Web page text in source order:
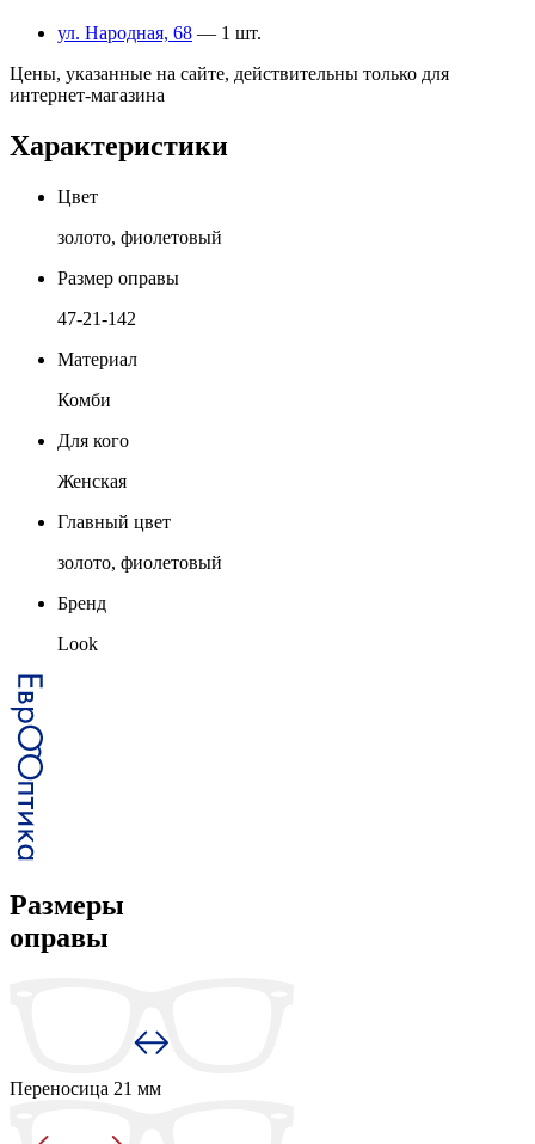
ул. Народная, 68 — 1 шт.
Цены, указанные на сайте, действительны только для
интернет-магазина
Характеристики
Цвет
золото, фиолетовый
Размер оправы
47-21-142
Материал
Комби
Для кого
Женская
Главный цвет
золото, фиолетовый
Бренд
Look
Размеры
оправы
Переносица 21 мм